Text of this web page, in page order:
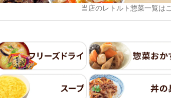
当店のレトルト惣菜一覧は